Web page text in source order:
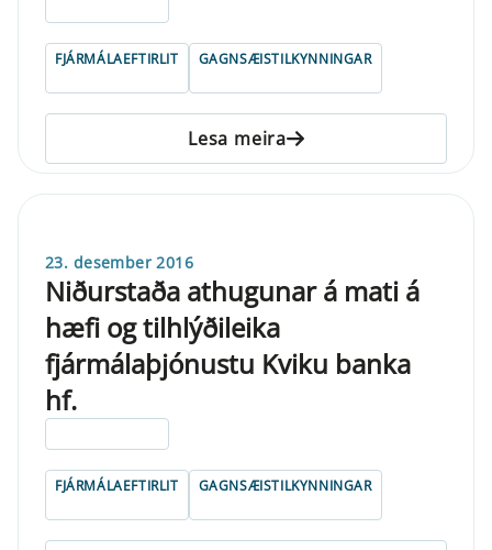
FJÁRMÁLAEFTIRLIT GAGNSÆISTILKYNNINGAR
Lesa meira
23. desember 2016
Niðurstaða athugunar á mati á
hæfi og tilhlýðileika
fjármálaþjónustu Kviku banka
hf.
FJÁRMÁLAEFTIRLIT GAGNSÆISTILKYNNINGAR